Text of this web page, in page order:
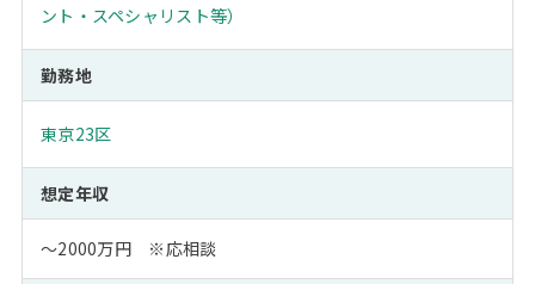
ント・スペシャリスト等）
勤務地
東京23区
想定年収
～2000万円 ※応相談